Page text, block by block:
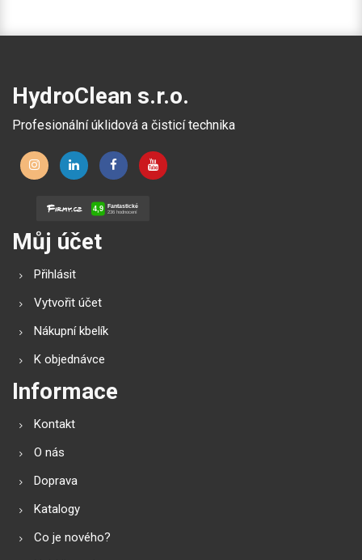
HydroClean s.r.o.
Profesionální úklidová a čisticí technika
Můj účet
Přihlásit
Vytvořit účet
Nákupní kbelík
K objednávce
Informace
Kontakt
O nás
Doprava
Katalogy
Co je nového?